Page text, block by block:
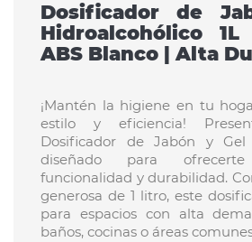
Dosificador de
Hidroalcohólico
ABS Blanco | Alta
¡Mantén la higiene en tu
estilo y eficiencia!
Dosificador de Jabón y Gel
diseñado para
funcionalidad y durabilidad.
generosa de 1 litro, este
para espacios con alta
baños, cocinas o áreas